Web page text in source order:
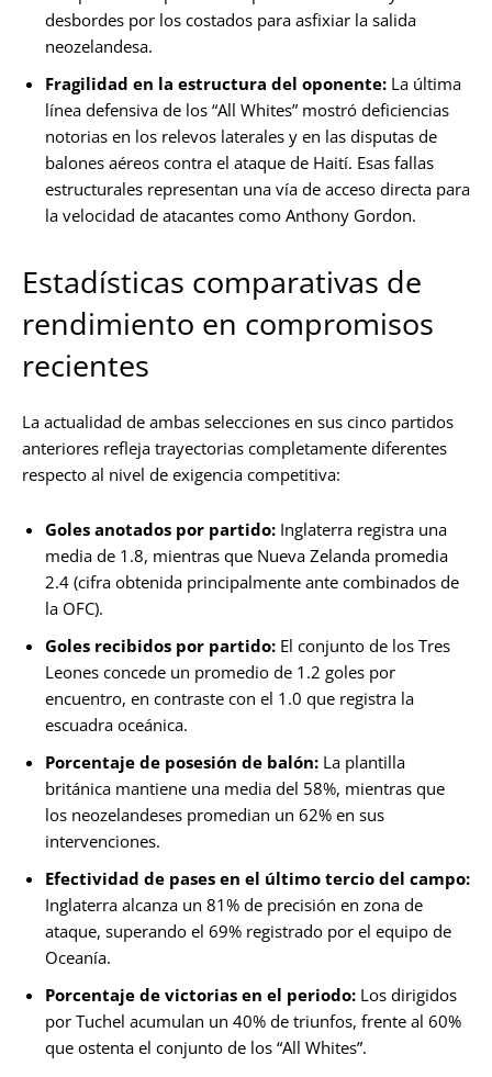
desbordes por los costados para asfixiar la salida
neozelandesa.
Fragilidad en la estructura del oponente: La última
línea defensiva de los “All Whites” mostró deficiencias
notorias en los relevos laterales y en las disputas de
balones aéreos contra el ataque de Haití. Esas fallas
estructurales representan una vía de acceso directa para
la velocidad de atacantes como Anthony Gordon.
Estadísticas comparativas de
rendimiento en compromisos
recientes
La actualidad de ambas selecciones en sus cinco partidos
anteriores refleja trayectorias completamente diferentes
respecto al nivel de exigencia competitiva:
Goles anotados por partido: Inglaterra registra una
media de 1.8, mientras que Nueva Zelanda promedia
2.4 (cifra obtenida principalmente ante combinados de
la OFC).
Goles recibidos por partido: El conjunto de los Tres
Leones concede un promedio de 1.2 goles por
encuentro, en contraste con el 1.0 que registra la
escuadra oceánica.
Porcentaje de posesión de balón: La plantilla
británica mantiene una media del 58%, mientras que
los neozelandeses promedian un 62% en sus
intervenciones.
Efectividad de pases en el último tercio del campo:
Inglaterra alcanza un 81% de precisión en zona de
ataque, superando el 69% registrado por el equipo de
Oceanía.
Porcentaje de victorias en el periodo: Los dirigidos
por Tuchel acumulan un 40% de triunfos, frente al 60%
que ostenta el conjunto de los “All Whites”.